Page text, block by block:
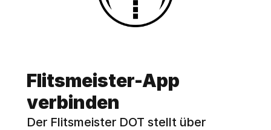
Flitsmeister-App
verbinden
Der Flitsmeister DOT stellt über